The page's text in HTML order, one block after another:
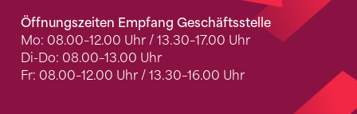
Öffnungszeiten Empfang Geschäftsstelle
Mo: 08.00–12.00 Uhr / 13.30–17.00 Uhr
Di-Do: 08.00–13.00 Uhr
Fr: 08.00–12.00 Uhr / 13.30–16.00 Uhr